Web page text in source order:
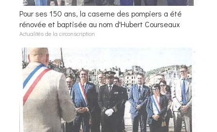
Pour ses 150 ans, la caserne des pompiers a été
rénovée et baptisée au nom d'Hubert Courseaux
Actualités de la circonscription